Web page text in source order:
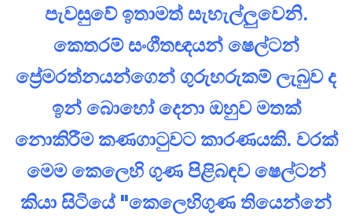
පැවසුවේ ඉතාමත් සැහැල්ලුවෙනි.
කෙතරම් සංගීතඥයන් ෂෙල්ටන්
ප්‍රේමරත්නයන්ගෙන් ගුරුහරුකම් ලැබුව ද
ඉන් බොහෝ දෙනා ඔහුව මතක්
නොකිරීම කණගාටුවට කාරණයකි. වරක්
මෙම කෙලෙහි ගුණ පිළිබඳව ෂෙල්ටන්
කියා සිටියේ "කෙලෙහිගුණ තියෙන්නේ